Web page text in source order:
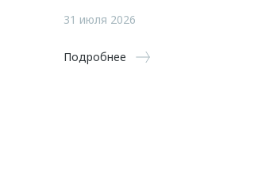
31 июля 2026
Подробнее